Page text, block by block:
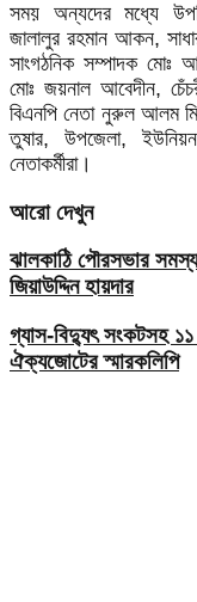
সময় অন্যদের মধ্যে
জালালুর রহমান আকন,
সাংগঠনিক সম্পাদক মোঃ
মোঃ জয়নাল আবেদীন,
বিএনপি নেতা নুরুল আলম
তুষার, উপজেলা,
নেতাকর্মীরা।
আরো দেখুন
ঝালকাঠি পৌরসভার
জিয়াউদ্দিন হায়দার
গ্যাস-বিদ্যুৎ সংকটসহ ১১
ঐক্যজোটের স্মারকলিপি